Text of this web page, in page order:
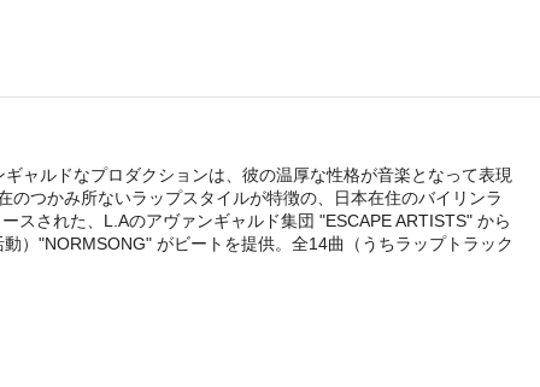
ャルドなプロダクションは、彼の温厚な性格が音楽となって表現
つかみ所ないラップスタイルが特徴の、日本在住のバイリンラ
スされた、L.Aのアヴァンギャルド集団 "ESCAPE ARTISTS" から
）"NORMSONG" がビートを提供。全14曲（うちラップトラック